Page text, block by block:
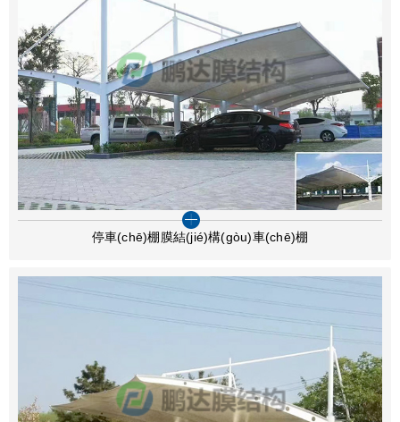
停車(chē)棚膜結(jié)構(gòu)車(chē)棚